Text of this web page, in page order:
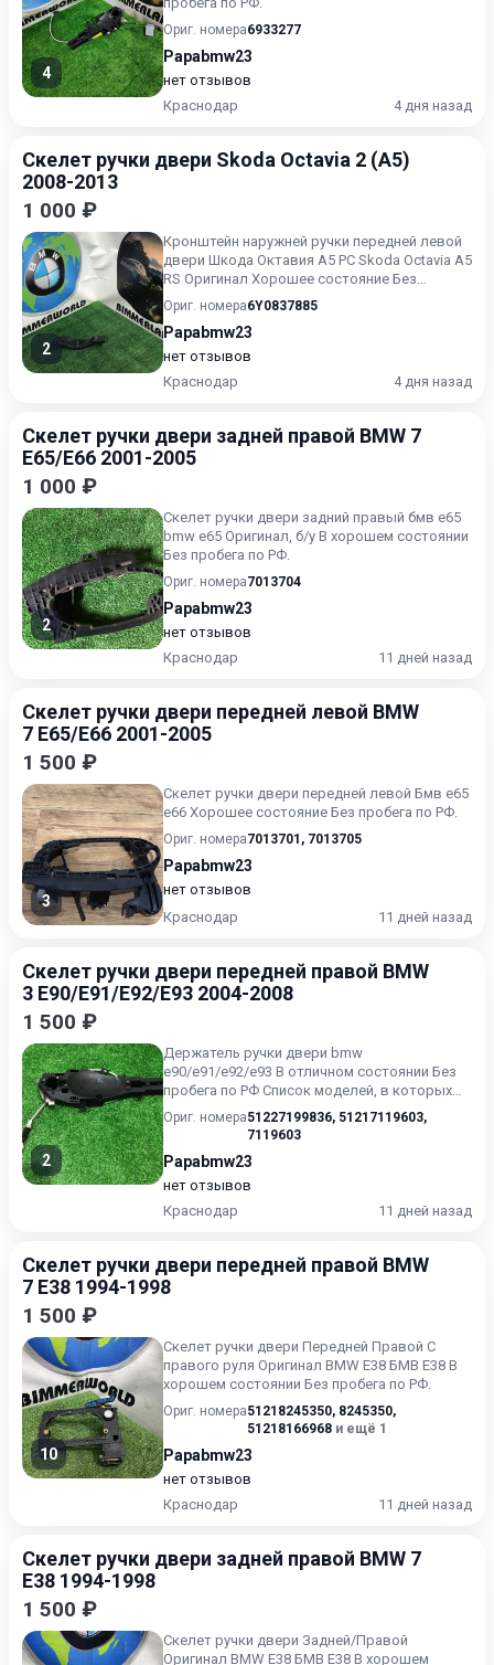
4
Ориг. номера6933277
Papabmw23
нет отзывов
Краснодар
4 дня назад
Скелет ручки двери Skoda Octavia 2 (A5)
2008-2013
1 000 ₽
2
Кронштейн наружней ручки передней левой
двери Шкода Октавия А5 РС Skoda Octavia A5
RS Оригинал Хорошее состояние Без
дефектов Без пробега по...
Ориг. номера6Y0837885
Papabmw23
нет отзывов
Краснодар
4 дня назад
Скелет ручки двери задней правой BMW 7
E65/E66 2001-2005
1 000 ₽
2
Скелет ручки двери задний правый бмв е65
bmw e65 Оригинал, б/у В хорошем состоянии
Без пробега по РФ.
Ориг. номера7013704
Papabmw23
нет отзывов
Краснодар
11 дней назад
Скелет ручки двери передней левой BMW
7 E65/E66 2001-2005
1 500 ₽
3
Скелет ручки двери передней левой Бмв е65
е66 Хорошее состояние Без пробега по РФ.
Ориг. номера7013701 , 7013705
Papabmw23
нет отзывов
Краснодар
11 дней назад
Скелет ручки двери передней правой BMW
3 E90/E91/E92/E93 2004-2008
1 500 ₽
2
Держатель ручки двери bmw
e90/e91/e92/e93 В отличном состоянии Без
пробега по РФ Список моделей, в которых
используется эта деталь: 3' E90 3...
Ориг. номера51227199836, 51217119603,
7119603
Papabmw23
нет отзывов
Краснодар
11 дней назад
Скелет ручки двери передней правой BMW
7 E38 1994-1998
1 500 ₽
10
Скелет ручки двери Передней Правой С
правого руля Оригинал BMW E38 БМВ Е38 В
хорошем состоянии Без пробега по РФ.
Ориг. номера51218245350, 8245350,
51218166968 и ещё 1
Papabmw23
нет отзывов
Краснодар
11 дней назад
Скелет ручки двери задней правой BMW 7
E38 1994-1998
1 500 ₽
Скелет ручки двери Задней/Правой
Оригинал BMW E38 БМВ Е38 В хорошем